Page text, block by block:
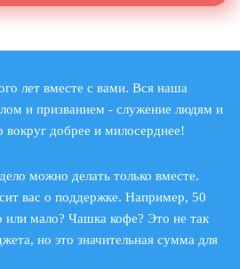
лет вместе с вами. Вся наша
и призванием - служение людям и
вокруг добрее и милосерднее!
можно делать только вместе.
вас о поддержке. Например, 50
или мало? Чашка кофе? Это не так
но это значительная сумма для